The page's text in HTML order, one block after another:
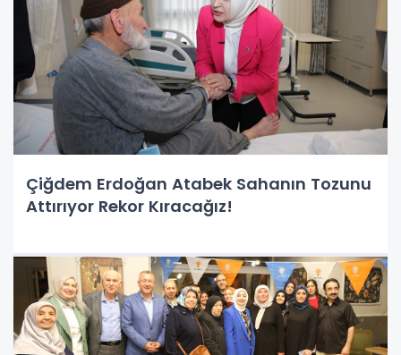
Çiğdem Erdoğan Atabek Sahanın Tozunu
Attırıyor Rekor Kıracağız!